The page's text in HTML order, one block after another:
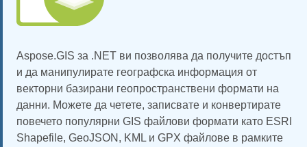
Aspose.GIS за .NET ви позволява да получите достъп
и да манипулирате географска информация от
векторни базирани геопространствени формати на
данни. Можете да четете, записвате и конвертирате
повечето популярни GIS файлови формати като ESRI
Shapefile, GeoJSON, KML и GPX файлове в рамките